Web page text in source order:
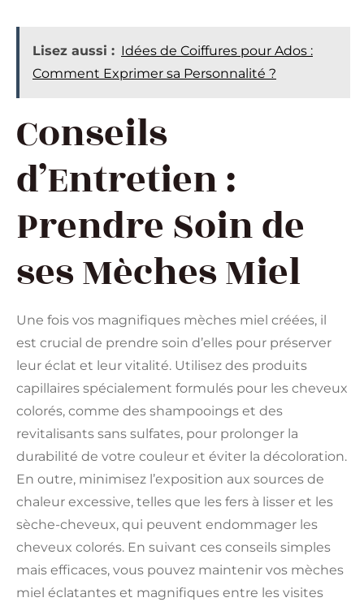
Lisez aussi : Idées de Coiffures pour Ados :
Comment Exprimer sa Personnalité ?
Conseils
d’Entretien :
Prendre Soin de
ses Mèches Miel
Une fois vos magnifiques mèches miel créées, il
est crucial de prendre soin d’elles pour préserver
leur éclat et leur vitalité. Utilisez des produits
capillaires spécialement formulés pour les cheveux
colorés, comme des shampooings et des
revitalisants sans sulfates, pour prolonger la
durabilité de votre couleur et éviter la décoloration.
En outre, minimisez l’exposition aux sources de
chaleur excessive, telles que les fers à lisser et les
sèche-cheveux, qui peuvent endommager les
cheveux colorés. En suivant ces conseils simples
mais efficaces, vous pouvez maintenir vos mèches
miel éclatantes et magnifiques entre les visites